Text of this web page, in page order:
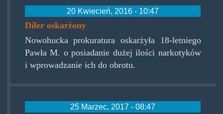
20 Kwiecień, 2016 - 10:47
Diler oskarżony
Nowohucka prokuratura oskarżyła 18-letniego
Pawła M. o posiadanie dużej ilości narkotyków
i wprowadzanie ich do obrotu.
25 Marzec, 2017 - 08:47